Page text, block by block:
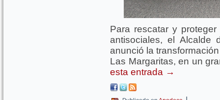
Para rescatar y
antisociales, el Alcalde
anunció la
Las Margaritas, en un
esta entrada →